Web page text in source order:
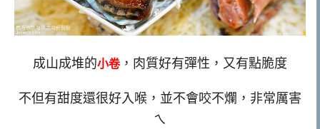
成山成堆的小卷，肉質好有彈性，又有點脆度
不但有甜度還很好入喉，並不會咬不爛，非常厲害
ㄟ